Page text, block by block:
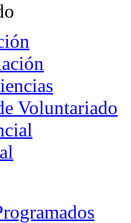
Voluntariado